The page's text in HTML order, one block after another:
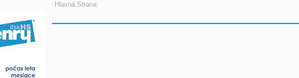
Hlavná Strana